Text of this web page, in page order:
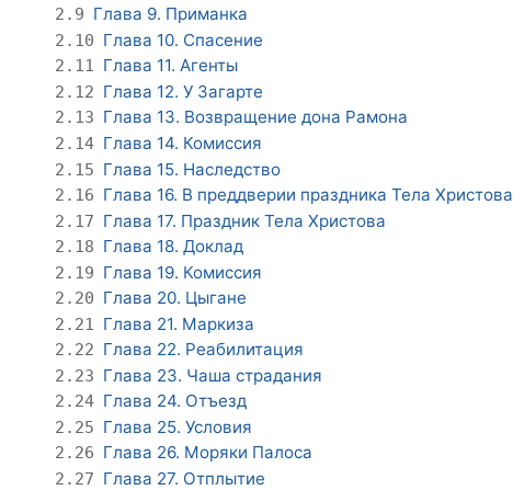
2.9 Глава 9. Приманка
2.10 Глава 10. Спасение
2.11 Глава 11. Агенты
2.12 Глава 12. У Загарте
2.13 Глава 13. Возвращение дона Рамона
2.14 Глава 14. Комиссия
2.15 Глава 15. Наследство
2.16 Глава 16. В преддверии праздника Тела Христова
2.17 Глава 17. Праздник Тела Христова
2.18 Глава 18. Доклад
2.19 Глава 19. Комиссия
2.20 Глава 20. Цыгане
2.21 Глава 21. Маркиза
2.22 Глава 22. Реабилитация
2.23 Глава 23. Чаша страдания
2.24 Глава 24. Отъезд
2.25 Глава 25. Условия
2.26 Глава 26. Моряки Палоса
2.27 Глава 27. Отплытие